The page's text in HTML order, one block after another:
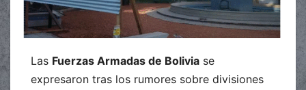
Las Fuerzas Armadas de Bolivia se
expresaron tras los rumores sobre divisiones